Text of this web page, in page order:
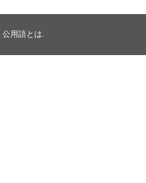
公用語とは.